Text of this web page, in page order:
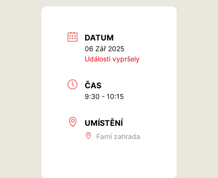
DATUM
06 Zář 2025
Události vypršely
ČAS
9:30 - 10:15
UMÍSTĚNÍ
Farní zahrada